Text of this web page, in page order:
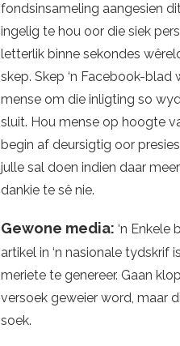
fondsinsameling aangesien
ingelig te hou oor die siek
letterlik binne sekondes
skep. Skep ‘n Facebook-
mense om die inligting so
sluit. Hou mense op hoogte
begin af deursigtig oor
julle sal doen indien daar
dankie te sê nie.
Gewone media: ‘n Enkele
artikel in ‘n nasionale tydskrif
meriete te genereer. Gaan
versoek geweier word, maar
soek.